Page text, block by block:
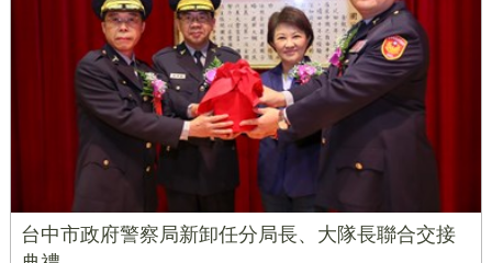
台中市政府警察局新卸任分局長、大隊長聯合交接